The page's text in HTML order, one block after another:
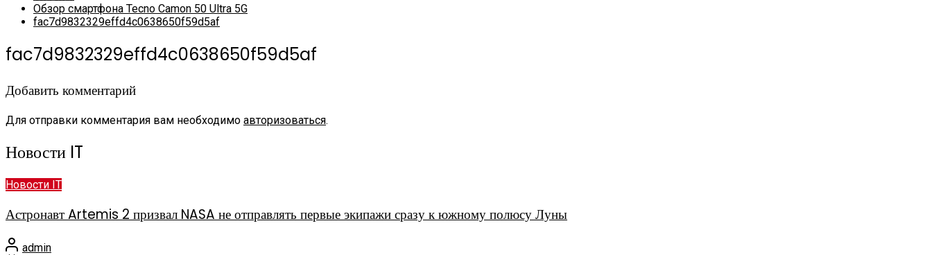
Обзор смартфона Tecno Camon 50 Ultra 5G
fac7d9832329effd4c0638650f59d5af
fac7d9832329effd4c0638650f59d5af
Добавить комментарий
Для отправки комментария вам необходимо авторизоваться.
Новости IT
Новости IT
Астронавт Artemis 2 призвал NASA не отправлять первые экипажи сразу к южному полюсу Луны
admin